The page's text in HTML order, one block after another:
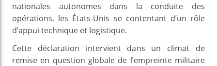
nationales autonomes dans la conduite des
opérations, les États-Unis se contentant d’un rôle
d’appui technique et logistique.
Cette déclaration intervient dans un climat de
remise en question globale de l’empreinte militaire